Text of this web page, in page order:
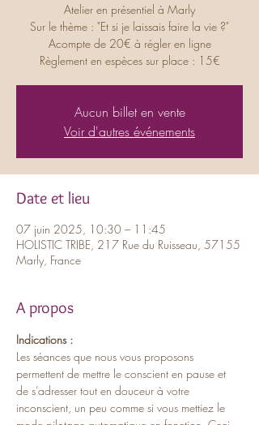
Atelier en présentiel à Marly
Sur le thème : "Et si je laissais faire la vie ?"
Acompte de 20€ à régler en ligne
Règlement en espèces sur place : 15€
Aucun billet en vente
Voir d'autres événements
Date et lieu
07 juin 2025, 10:30 – 11:45
HOLISTIC TRIBE, 217 Rue du Ruisseau, 57155
Marly, France
A propos
Indications :
Les séances que nous vous proposons
permettent de mettre le conscient en pause et
de s’adresser tout en douceur à votre
inconscient, un peu comme si vous mettiez le